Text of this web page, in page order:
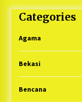
Categories
Agama
Bekasi
Bencana